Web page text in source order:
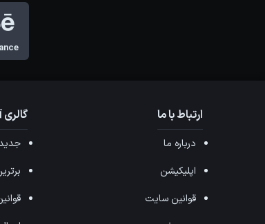
ارتباط با ما
درباره ما
اپلیکیشن
قوانین سایت
گالری